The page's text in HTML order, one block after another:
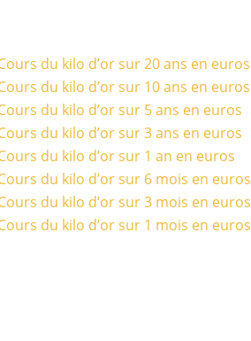
du kilo d’or sur 20 ans en euros
du kilo d’or sur 10 ans en euros
du kilo d’or sur 5 ans en euros
du kilo d’or sur 3 ans en euros
du kilo d’or sur 1 an en euros
du kilo d’or sur 6 mois en euros
du kilo d’or sur 3 mois en euros
du kilo d’or sur 1 mois en euros